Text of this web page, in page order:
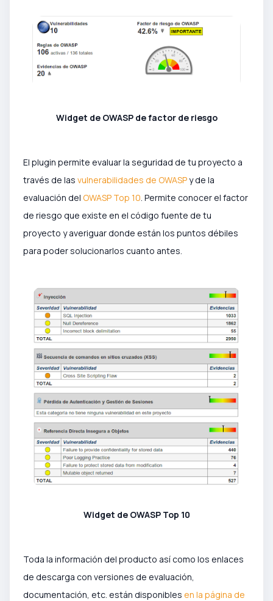
Widget de OWASP de factor de riesgo
El plugin permite evaluar la seguridad de tu proyecto a
través de las vulnerabilidades de OWASPy de la
evaluación del OWASP Top 10. Permite conocer el factor
de riesgo que existe en el código fuente de tu
proyecto y averiguar donde están los puntos débiles
para poder solucionarlos cuanto antes.
Widget de OWASP Top 10
Toda la información del producto así como los enlaces
de descarga con versiones de evaluación,
documentación, etc. están disponibles en la página de